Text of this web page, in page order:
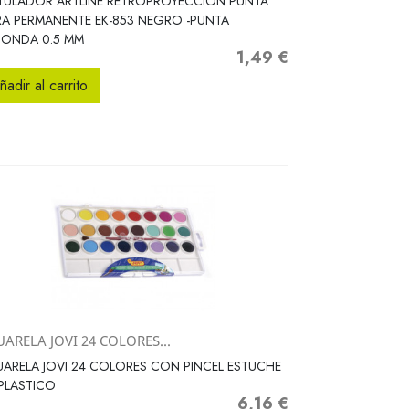
PERMANENTE EK-853 NEGRO -PUNTA
0.5 MM
Precio
1,49 €
al carrito
Vista rápida
JOVI 24 COLORES...
JOVI 24 COLORES CON PINCEL ESTUCHE
Precio
6,16 €